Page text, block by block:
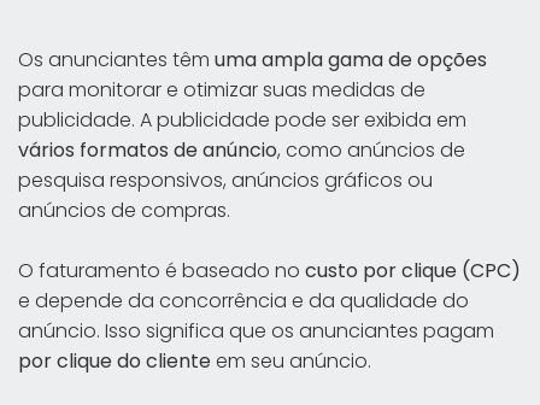
Os anunciantes têm uma ampla gama de opções
para monitorar e otimizar suas medidas de
publicidade. A publicidade pode ser exibida em
vários formatos de anúncio, como anúncios de
pesquisa responsivos, anúncios gráficos ou
anúncios de compras.
O faturamento é baseado no custo por clique (CPC)
e depende da concorrência e da qualidade do
anúncio. Isso significa que os anunciantes pagam
por clique do clienteem seu anúncio.